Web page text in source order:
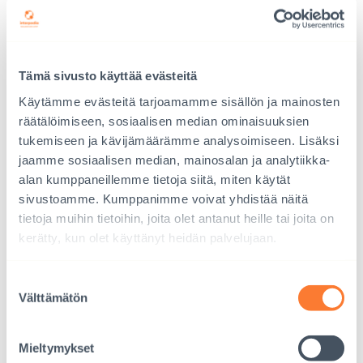
Tämä sivusto käyttää evästeitä
Käytämme evästeitä tarjoamamme sisällön ja mainosten
räätälöimiseen, sosiaalisen median ominaisuuksien
tukemiseen ja kävijämäärämme analysoimiseen. Lisäksi
jaamme sosiaalisen median, mainosalan ja analytiikka-
alan kumppaneillemme tietoja siitä, miten käytät
sivustoamme. Kumppanimme voivat yhdistää näitä
tietoja muihin tietoihin, joita olet antanut heille tai joita on
kerätty, kun olet käyttänyt heidän palvelujaan.
valinta
Välttämätön
Mieltymykset
Kestänkö lapsen tunteet ja tarinat?
Tärkeää olisi viestiä lapselle, että aikuinen kestää
kaiken, mitä lapsi kertoo. Hätääntyminen, vähättely tai
dramatisointi eivät edistä asiaa. Tilanteessa ei edes
tarvitse löytää sanoja, usein kuuntelu riittää. Me kaikki
tarvitsemme tunnetta, että tulemme kuulluiksi.
Isommalta lapselta voi kysyä, mikä häntä auttaisi tällä
hetkellä parhaiten. Toipumisen kannalta on olennaista
Etsikää yhdessä tapoja ilmaista tunteita, joille ei löydy
sanoja.
”Mikään vaikea tapahtuma ei määritä